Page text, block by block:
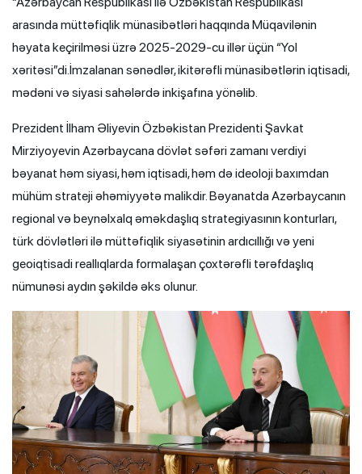
arasında müttəfiqlik münasibətləri haqqında Müqavilənin
həyata keçirilməsi üzrə 2025-2029-cu illər üçün “Yol
xəritəsi”di.İmzalanan sənədlər, ikitərəfli münasibətlərin iqtisadi,
mədəni və siyasi sahələrdə inkişafına yönəlib.
Prezident İlham Əliyevin Özbəkistan Prezidenti Şavkat
Mirziyoyevin Azərbaycana dövlət səfəri zamanı verdiyi
bəyanat həm siyasi, həm iqtisadi, həm də ideoloji baxımdan
mühüm strateji əhəmiyyətə malikdir. Bəyanatda Azərbaycanın
regional və beynəlxalq əməkdaşlıq strategiyasının konturları,
türk dövlətləri ilə müttəfiqlik siyasətinin ardıcıllığı və yeni
geoiqtisadi reallıqlarda formalaşan çoxtərəfli tərəfdaşlıq
nümunəsi aydın şəkildə əks olunur.